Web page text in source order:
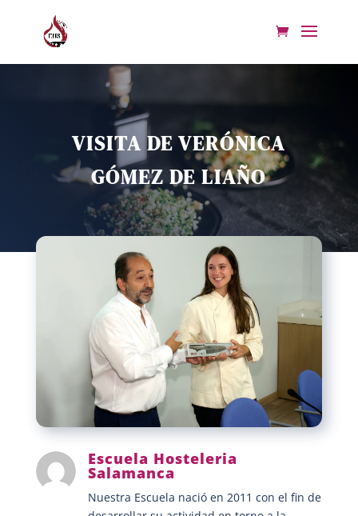
VISITA DE VERÓNICA
GÓMEZ DE LIAÑO
Escuela Hosteleria
Salamanca
Nuestra Escuela nació en 2011 con el fin de